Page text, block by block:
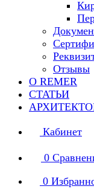
Отзывы
О REMER
СТАТЬИ
Кабинет
0
0